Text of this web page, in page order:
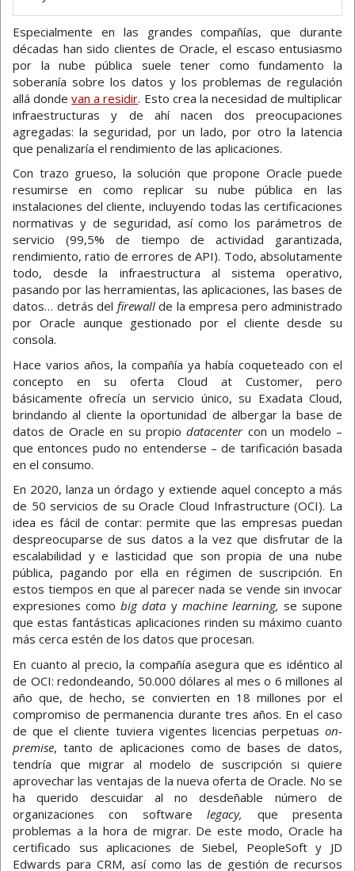
Especialmente en las grandes compañías, que durante
décadas han sido clientes de Oracle, el escaso entusiasmo
por la nube pública suele tener como fundamento la
soberanía sobre los datos y los problemas de regulación
allá dondevan a residir. Esto crea la necesidad de multiplicar
infraestructuras y de ahí nacen dos preocupaciones
agregadas: la seguridad, por un lado, por otro la latencia
que penalizaría el rendimiento de las aplicaciones.
Con trazo grueso, la solución que propone Oracle puede
resumirse en como replicar su nube pública en las
instalaciones del cliente, incluyendo todas las certificaciones
normativas y de seguridad, así como los parámetros de
servicio (99,5% de tiempo de actividad garantizada,
rendimiento, ratio de errores de API). Todo, absolutamente
todo, desde la infraestructura al sistema operativo,
pasando por las herramientas, las aplicaciones, las bases de
datos… detrás del firewallde la empresa pero administrado
por Oracle aunque gestionado por el cliente desde su
consola.
Hace varios años, la compañía ya había coqueteado con el
concepto en su oferta Cloud at Customer, pero
básicamente ofrecía un servicio único, su Exadata Cloud,
brindando al cliente la oportunidad de albergar la base de
datos de Oracle en su propiodatacentercon un modelo –
que entonces pudo no entenderse – de tarificación basada
en el consumo.
En 2020, lanza un órdago y extiende aquel concepto a más
de 50 servicios de su Oracle Cloud Infrastructure (OCI). La
idea es fácil de contar: permite que las empresas puedan
despreocuparse de sus datos a la vez que disfrutar de la
escalabilidad y e lasticidad que son propia de una nube
pública, pagando por ella en régimen de suscripción. En
estos tiempos en que al parecer nada se vende sin invocar
expresiones comobig data y machine learning, se supone
que estas fantásticas aplicaciones rinden su máximo cuanto
más cerca estén de los datos que procesan.
En cuanto al precio, la compañía asegura que es idéntico al
de OCI: redondeando, 50.000 dólares al mes o 6 millones al
año que, de hecho, se convierten en 18 millones por el
compromiso de permanencia durante tres años. En el caso
de que el cliente tuviera vigentes licencias perpetuas on-
premise, tanto de aplicaciones como de bases de datos,
tendría que migrar al modelo de suscripción si quiere
aprovechar las ventajas de la nueva oferta de Oracle. No se
ha querido descuidar al no desdeñable número de
organizaciones con softwarelegacy,
que presenta
problemas a la hora de migrar. De este modo, Oracle ha
certificado sus aplicaciones de Siebel, PeopleSoft y JD
Edwards para CRM, así como las de gestión de recursos